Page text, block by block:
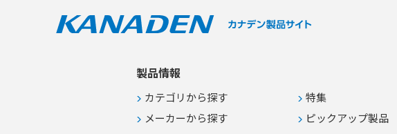
製品情報
カテゴリから探す
メーカーから探す
特集
ピックアップ製品